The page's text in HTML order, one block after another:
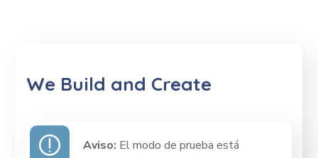
We Build and Create
Aviso: El modo de prueba está